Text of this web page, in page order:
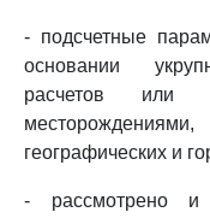
- подсчетные
основании
расчетов
географических и
- рассмотрено и